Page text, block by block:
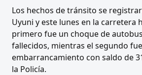
Los hechos de tránsito se
Uyuni y este lunes en la carretera
primero fue un choque de
fallecidos, mientras el segundo
embarrancamiento con saldo de
la Policía.